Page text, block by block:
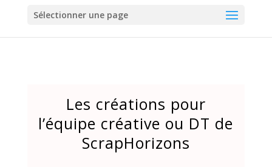
Sélectionner une page
Les créations pour
l’équipe créative ou DT de
ScrapHorizons